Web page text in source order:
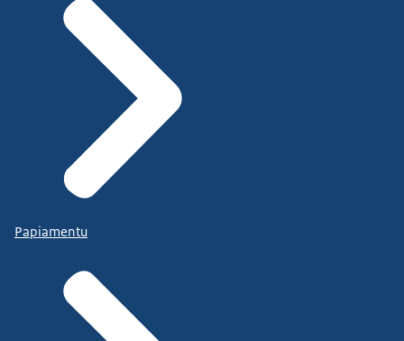
Papiamentu